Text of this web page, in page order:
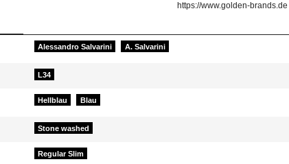
https://www.golden-brands.de
Alessandro Salvarini A. Salvarini
L34
Hellblau Blau
Stone washed
Regular Slim